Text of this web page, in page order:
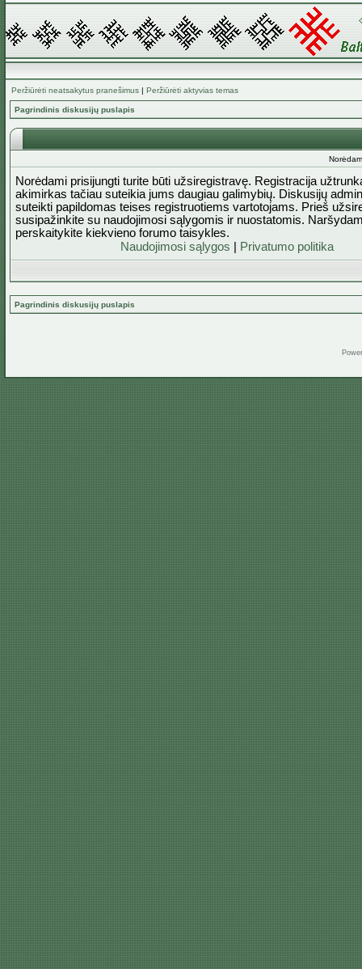
Peržiūrėti neatsakytus pranešimus | Peržiūrėti aktyvias temas
Pagrindinis diskusijų puslapis
Norėdami prisijungti turite būti užsiregistravę. Registracija
akimirkas tačiau suteikia jums daugiau galimybių. Diskusijų
suteikti papildomas teises registruotiems vartotojams. Prieš
susipažinkite su naudojimosi sąlygomis ir nuostatomis.
perskaitykite kiekvieno forumo taisykles.
Naudojimosi sąlygos
Privatumo politika
Pagrindinis diskusijų puslapis